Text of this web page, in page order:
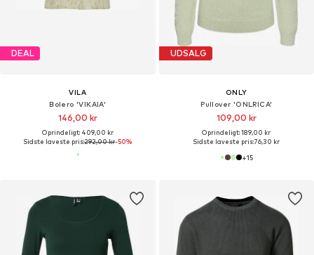
DEAL
VILA
Bolero 'VIKAIA'
146,00 kr
Oprindeligt: 409,00 kr
Sidste laveste pris:292,00 kr-50%
UDSALG
ONLY
Pullover 'ONLRICA'
109,00 kr
Oprindeligt: 189,00 kr
Sidste laveste pris:76,30 kr
+15